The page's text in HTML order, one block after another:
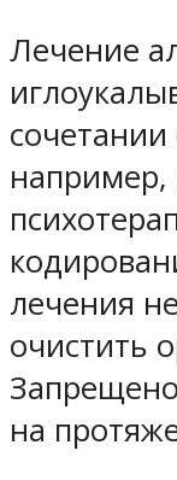
Лечение
лечения
очистить
на